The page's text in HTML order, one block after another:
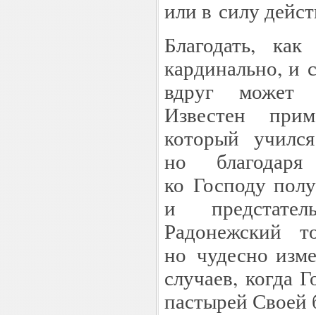
или в силу
Благодать,
кардинально, и
вдруг может
Известен
который
но
ко Господу
и
Радонежский
но чудесно
случаев, когда
пастырей Своей